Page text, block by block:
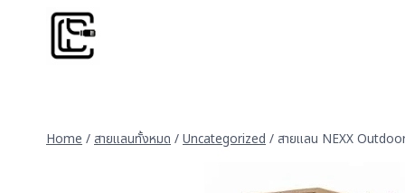
Home / สายแลนทั้งหมด / Uncategorized / สายแลน NEXX